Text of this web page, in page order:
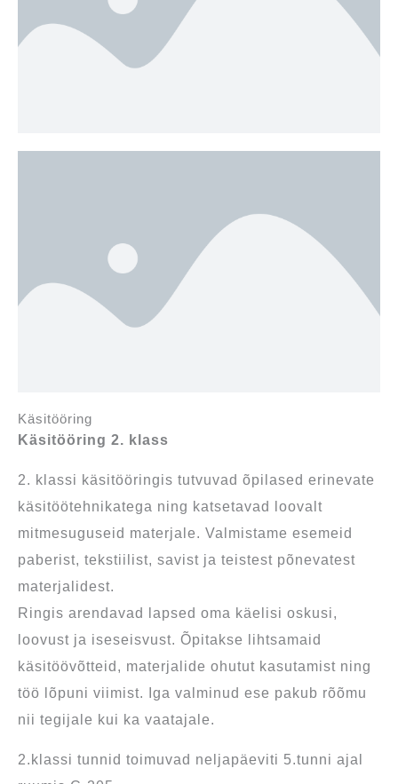
Käsitööring
Käsitööring 2. klass
2. klassi käsitööringis tutvuvad õpilased erinevate
käsitöötehnikatega ning katsetavad loovalt
mitmesuguseid materjale. Valmistame esemeid
paberist, tekstiilist, savist ja teistest põnevatest
materjalidest.
Ringis arendavad lapsed oma käelisi oskusi,
loovust ja iseseisvust. Õpitakse lihtsamaid
käsitöövõtteid, materjalide ohutut kasutamist ning
töö lõpuni viimist. Iga valminud ese pakub rõõmu
nii tegijale kui ka vaatajale.
2.klassi tunnid toimuvad neljapäeviti 5.tunni ajal